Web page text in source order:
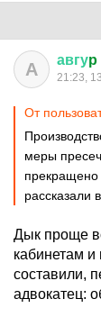
А авгуp
21:23,
От
меры
прекращено
рассказали
Дык проще
кабинетам и
составили,
адвокатец: